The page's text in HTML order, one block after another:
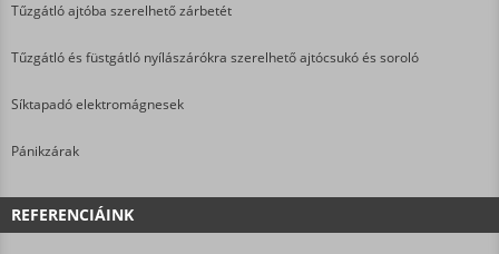
Tűzgátló ajtóba szerelhető zárbetét
Tűzgátló és füstgátló nyílászárókra szerelhető ajtócsukó és soroló
Síktapadó elektromágnesek
Pánikzárak
REFERENCIÁINK